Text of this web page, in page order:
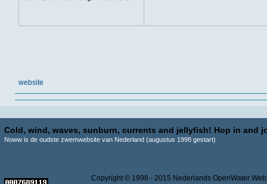
website
Cold, wind, waves, sunburn, currents and jellyfish! Hop in and
Noww is de oudste zwemwebsite van Nederland (augustus 1998 gestart)
Copyright © 1998 - 2015 Nederlands OpenWater